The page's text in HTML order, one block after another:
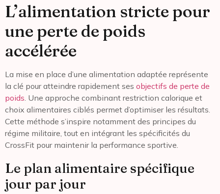
L’alimentation stricte pour
une perte de poids
accélérée
La mise en place d’une alimentation adaptée représente
la clé pour atteindre rapidement ses objectifs de perte de
poids . Une approche combinant restriction calorique et
choix alimentaires ciblés permet d’optimiser les résultats.
Cette méthode s’inspire notamment des principes du
régime militaire, tout en intégrant les spécificités du
CrossFit pour maintenir la performance sportive.
Le plan alimentaire spécifique
jour par jour